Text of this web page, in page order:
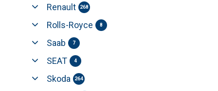
Renault 268
Rolls-Royce 8
Saab 7
SEAT 4
Skoda 264